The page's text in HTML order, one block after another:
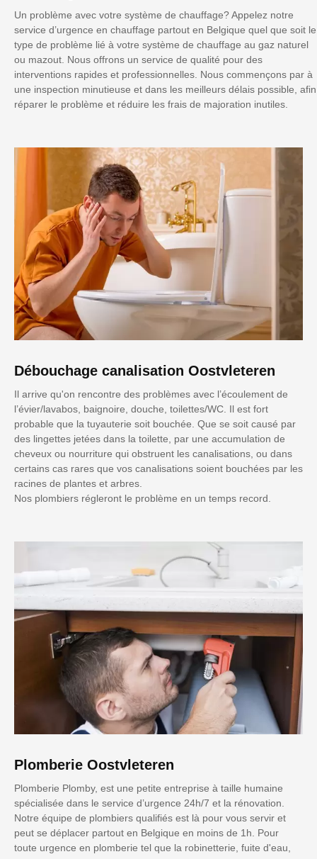
Un problème avec votre système de chauffage? Appelez notre
service d’urgence en chauffage partout en Belgique quel que soit le
type de problème lié à votre système de chauffage au gaz naturel
ou mazout. Nous offrons un service de qualité pour des
interventions rapides et professionnelles. Nous commençons par à
une inspection minutieuse et dans les meilleurs délais possible, afin
réparer le problème et réduire les frais de majoration inutiles.
Débouchage canalisation Oostvleteren
Il arrive qu'on rencontre des problèmes avec l’écoulement de
l’évier/lavabos, baignoire, douche, toilettes/WC. Il est fort
probable que la tuyauterie soit bouchée. Que se soit causé par
des lingettes jetées dans la toilette, par une accumulation de
cheveux ou nourriture qui obstruent les canalisations, ou dans
certains cas rares que vos canalisations soient bouchées par les
racines de plantes et arbres.
Nos plombiers régleront le problème en un temps record.
Plomberie Oostvleteren
Plomberie Plomby, est une petite entreprise à taille humaine
spécialisée dans le service d’urgence 24h/7 et la rénovation.
Notre équipe de plombiers qualifiés est là pour vous servir et
peut se déplacer partout en Belgique en moins de 1h. Pour
toute urgence en plomberie tel que la robinetterie, fuite d'eau,